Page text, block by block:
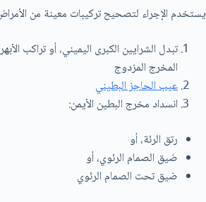
يستخدم الإجراء لتصحيح تركيبات معينة من
تبدل الشرايين الكبرى اليميني، أو تراكب
المخرج المزدوج
عيب الحاجز البطيني
انسداد مخرج البطين الأيمن:
رتق الرئة، أو
ضيق الصمام الرئوي، أو
ضيق تحت الصمام الرئوي